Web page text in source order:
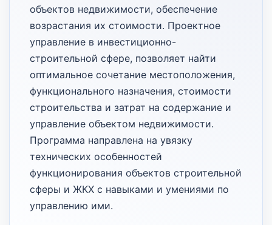
объектов недвижимости, обеспечение
возрастания их стоимости. Проектное
управление в инвестиционно-
строительной сфере, позволяет найти
оптимальное сочетание местоположения,
функционального назначения, стоимости
строительства и затрат на содержание и
управление объектом недвижимости.
Программа направлена на увязку
технических особенностей
функционирования объектов строительной
сферы и ЖКХ с навыками и умениями по
управлению ими.